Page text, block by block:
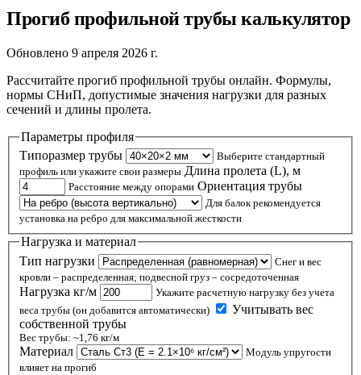
Прогиб профильной трубы калькулятор
Обновлено 9 апреля 2026 г.
Рассчитайте прогиб профильной трубы онлайн. Формулы,
нормы СНиП, допустимые значения нагрузки для разных
сечений и длины пролета.
Параметры профиля
Типоразмер трубы
Выберите стандартный
профиль или укажите свои размеры Длина пролета (L), м
Расстояние между опорами Ориентация трубы
Для балок рекомендуется
установка на ребро для максимальной жесткости
Нагрузка и материал
Тип нагрузки
Снег и вес
кровли – распределенная; подвесной груз – сосредоточенная
Нагрузка кг/м
Укажите расчетную нагрузку без учета
веса трубы (он добавится автоматически)
собственной трубы
Вес трубы: ~1,76 кг/м
Материал
Модуль упругости
влияет на прогиб